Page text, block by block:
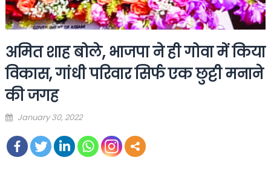
अमित शाह बोले, भाजपा ने ही गोवा में किया
विकास, गांधी परिवार सिर्फ एक छुट्टी मनाने
की जगह
Posted
January 30, 2022